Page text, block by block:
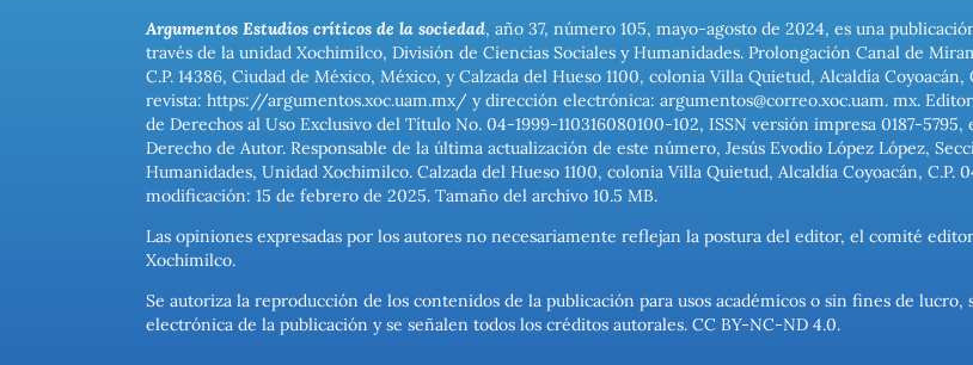
Argumentos Estudios críticos de la sociedad, año 37, número 105, mayo-agosto de 2024, es una
través de la unidad Xochimilco, División de Ciencias Sociales y Humanidades. Prolongación Canal de
C.P. 14386, Ciudad de México, México, y Calzada del Hueso 1100, colonia Villa Quietud, Alcaldía
revista: https://argumentos.xoc.uam.mx/ y dirección electrónica: argumentos@correo.xoc.uam. mx.
de Derechos al Uso Exclusivo del Título No. 04-1999-110316080100-102, ISSN versión impresa 0187-
Derecho de Autor. Responsable de la última actualización de este número, Jesús Evodio López López,
Humanidades, Unidad Xochimilco. Calzada del Hueso 1100, colonia Villa Quietud, Alcaldía Coyoacán,
modificación: 15 de febrero de 2025. Tamaño del archivo 10.5 MB.
Las opiniones expresadas por los autores no necesariamente reflejan la postura del editor, el comité
Xochimilco.
Se autoriza la reproducción de los contenidos de la publicación para usos académicos o sin fines de
electrónica de la publicación y se señalen todos los créditos autorales. CC BY-NC-ND 4.0.